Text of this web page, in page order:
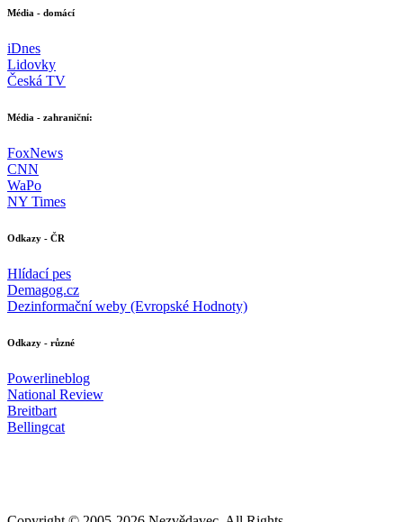
Média - domácí
iDnes
Lidovky
Česká TV
Média - zahraniční:
FoxNews
CNN
WaPo
NY Times
Odkazy - ČR
Hlídací pes
Demagog.cz
Dezinformační weby (Evropské Hodnoty)
Odkazy - různé
Powerlineblog
National Review
Breitbart
Bellingcat